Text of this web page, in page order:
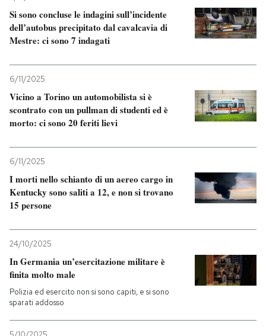
Si sono concluse le indagini sull’incidente
dell’autobus precipitato dal cavalcavia di
Mestre: ci sono 7 indagati
6/11/2025
Vicino a Torino un automobilista si è
scontrato con un pullman di studenti ed è
morto: ci sono 20 feriti lievi
6/11/2025
I morti nello schianto di un aereo cargo in
Kentucky sono saliti a 12, e non si trovano
15 persone
24/10/2025
In Germania un’esercitazione militare è
finita molto male
Polizia ed esercito non si sono capiti, e si sono
sparati addosso